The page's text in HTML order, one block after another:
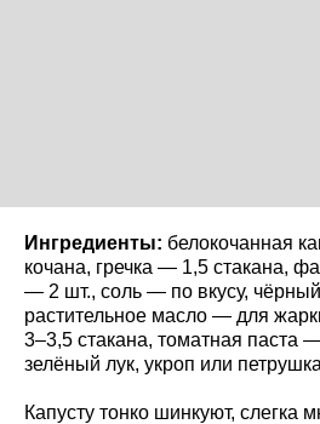
Ингредиенты: белокочанная
кочана, гречка — 1,5 стакана,
— 2 шт., соль — по вкусу,
растительное масло — для
3–3,5 стакана, томатная паста
зелёный лук, укроп или
Капусту тонко шинкуют, слегка